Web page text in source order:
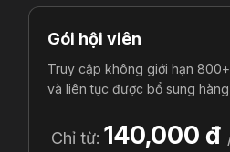
Gói hội viên
Truy cập không giới hạn
và liên tục được bổ sung
Chỉ từ: 140,000 đ